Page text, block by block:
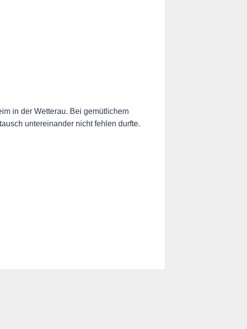
in der Wetterau. Bei gemütlichem
untereinander nicht fehlen durfte.